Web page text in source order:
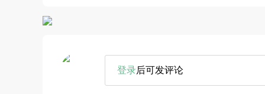
登录后可发评论